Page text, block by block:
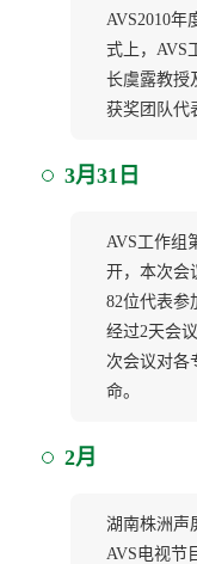
AVS2010年
式上，AVS
长虞露教授
获奖团队代
3月31日
​​​​​​​AVS工作组
开，本次会
82位代表参
经过2天会
次会议对各
命。
2月
湖南株洲声
AVS电视节